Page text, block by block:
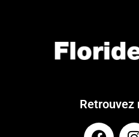
Retrouvez